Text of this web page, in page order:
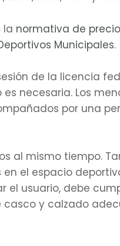
la normativa de
Municipales.
de la licencia
necesaria. Los
por una
al mismo tiempo.
el espacio
el usuario, debe
casco y calzado